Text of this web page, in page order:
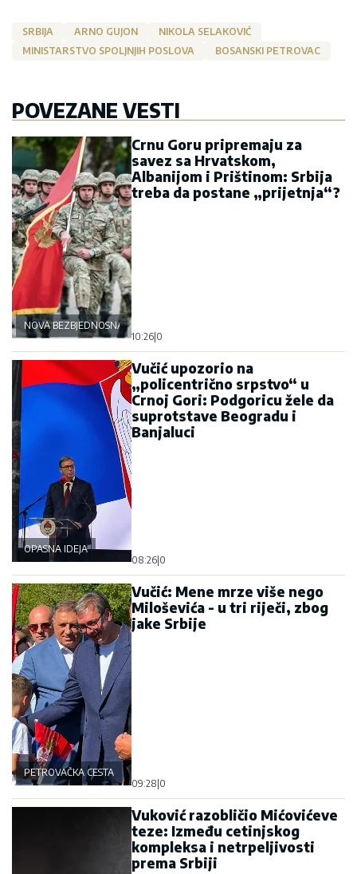
SRBIJA ARNO GUJON
NIKOLA SELAKOVIĆ
MINISTARSTVO SPOLJNJIH POSLOVA
BOSANSKI PETROVAC
POVEZANE VESTI
NOVA BEZBJEDNOSNA OSOVINA
Crnu Goru pripremaju za
savez sa Hrvatskom,
Albanijom i Prištinom: Srbija
treba da postane „prijetnja“?
10:26 0
OPASNA IDEJA
Vučić upozorio na
„policentrično srpstvo“ u
Crnoj Gori: Podgoricu žele da
suprotstave Beogradu i
Banjaluci
08:26 0
PETROVAČKA CESTA
Vučić: Mene mrze više nego
Miloševića - u tri riječi, zbog
jake Srbije
09:28 0
Vuković razobličio Mićovićeve
teze: Između cetinjskog
kompleksa i netrpeljivosti
prema Srbiji